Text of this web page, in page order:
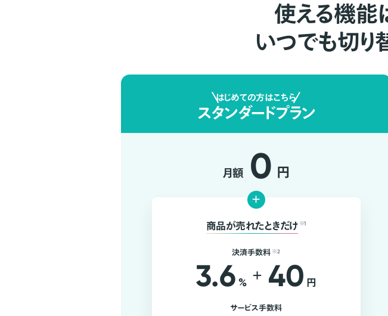
使える機能
いつでも切り
はじめての方はこちら
スタンダードプラン
月額 0 円
+
商品が売れたときだけ ※1
決済手数料 ※2
3.6 % + 40 円
サービス手数料